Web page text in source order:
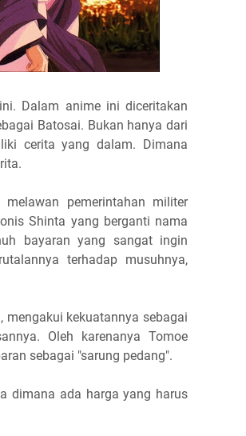
Dalam anime ini diceritakan
Batosai. Bukan hanya dari
cerita yang dalam. Dimana
pemerintahan militer
Shinta yang berganti nama
bayaran yang sangat ingin
terhadap musuhnya,
mengakui kekuatannya sebagai
Oleh karenanya Tomoe
sebagai "sarung pedang".
dimana ada harga yang harus